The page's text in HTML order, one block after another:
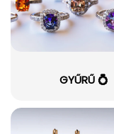
GYŰRŰ 💍